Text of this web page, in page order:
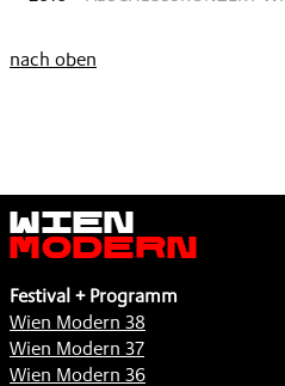
nach oben
Wien
Modern
Festival + Programm
Wien Modern 38
Wien Modern 37
Wien Modern 36